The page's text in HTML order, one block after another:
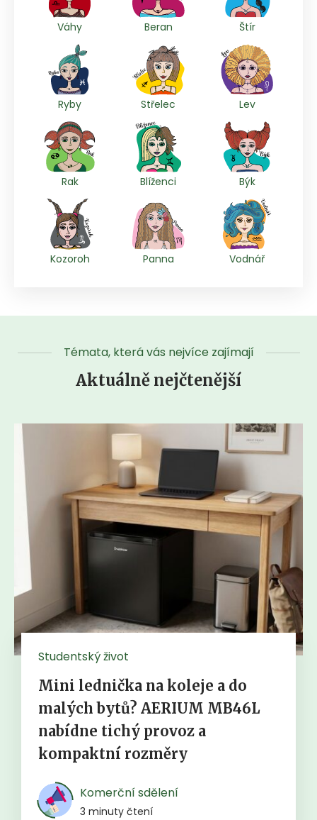
Váhy Beran Štír
Ryby Střelec Lev
Rak Blíženci Býk
Kozoroh Panna Vodnář
Témata, která vás nejvíce zajímají
Aktuálně nejčtenější
Studentský život
Mini lednička na koleje a do
malých bytů? AERIUM MB46L
nabídne tichý provoz a
kompaktní rozměry
Komerční sdělení
3 minuty čtení